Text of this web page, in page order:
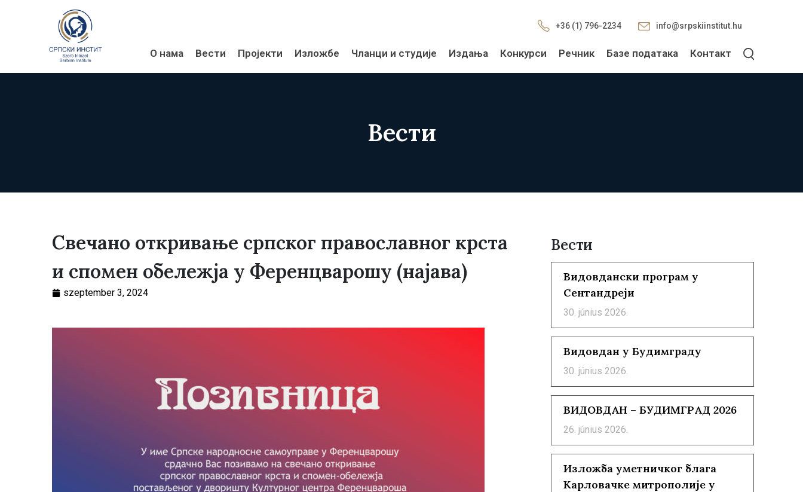
+36 (1) 796-2234 info@srpskiinstitut.hu
О нама Вести Пројекти Изложбе Чланци и студије Издања Конкурси Речник Базе података Контакт
Вести
Свечано откривање српског православног крста
и спомен обележја у Ференцварошу (најава)
szeptember 3, 2024
Вести
Видовдански програм у
Сентандреји
30. június 2026.
Видовдан у Будимграду
30. június 2026.
ВИДОВДАН – БУДИМГРАД 2026
26. június 2026.
Изложба уметничког блага
Карловачке митрополије у